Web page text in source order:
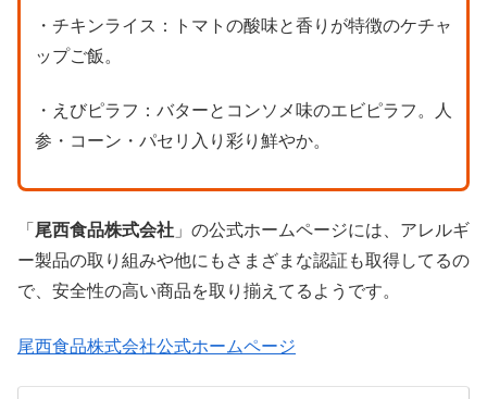
・チキンライス：トマトの酸味と香りが特徴のケチャ
ップご飯。
・えびピラフ：バターとコンソメ味のエビピラフ。人
参・コーン・パセリ入り彩り鮮やか。
「 尾西食品株式会社 」の公式ホームページには、アレルギ
ー製品の取り組みや他にもさまざまな認証も取得してるの
で、安全性の高い商品を取り揃えてるようです。
尾西食品株式会社公式ホームページ